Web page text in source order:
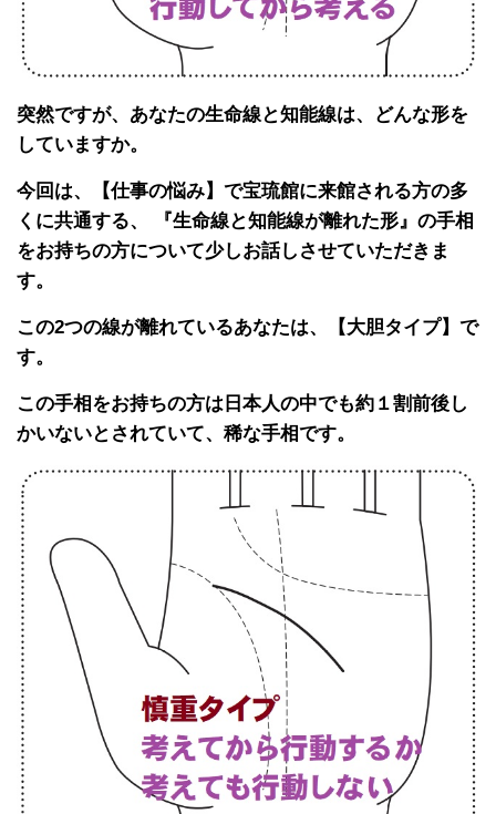
突然ですが、あなたの生命線と知能線は、どんな形を
していますか。
今回は、【仕事の悩み】で宝琉館に来館される方の多
くに共通する、 『生命線と知能線が離れた形』の手相
をお持ちの方について少しお話しさせていただきま
す。
この2つの線が離れているあなたは、【大胆タイプ】で
す。
この手相をお持ちの方は日本人の中でも約１割前後し
かいないとされていて、稀な手相です。